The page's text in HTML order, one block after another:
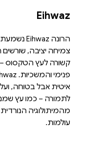
Eihwaz
צמיחה יציבה, שורשים
קשורה לעץ הטקסוס –
איטית אבל בטוחה,
לתמורה – כמו עץ
עולמות.